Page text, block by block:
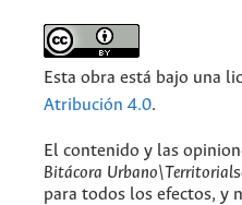
Esta obra está bajo una
Atribución 4.0.
El contenido y las
Bitácora Urbano\Territorial
para todos los efectos, y